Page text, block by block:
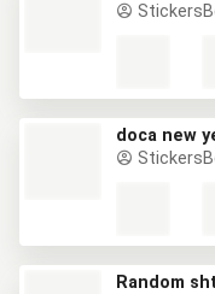
doca new
Random sht